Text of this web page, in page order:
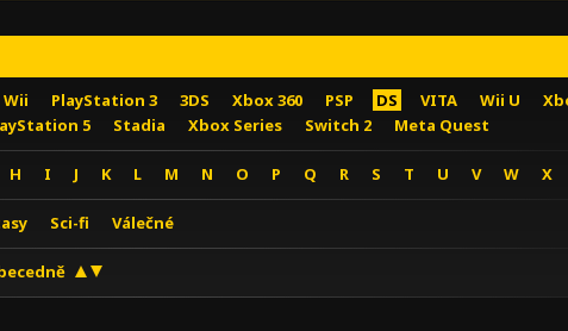
Wii PlayStation 3 3DS Xbox 360 PSP DS VITA Wii U
5 Stadia Xbox Series Switch 2 Meta Quest
H I J K L M N O P Q R S T U V W X
Sci-fi Válečné